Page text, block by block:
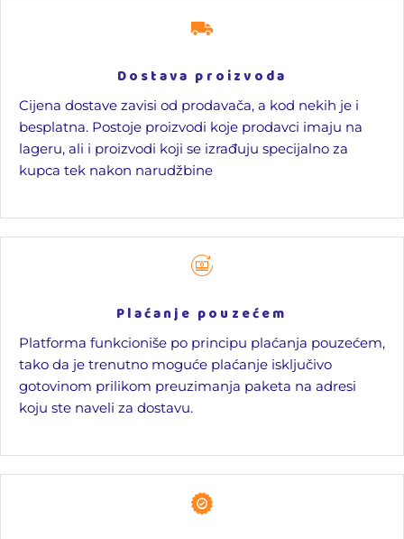
Dostava proizvoda
Cijena dostave zavisi od prodavača, a kod nekih je i
besplatna. Postoje proizvodi koje prodavci imaju na
lageru, ali i proizvodi koji se izrađuju specijalno za
kupca tek nakon narudžbine
Plaćanje pouzećem
Platforma funkcioniše po principu plaćanja pouzećem,
tako da je trenutno moguće plaćanje isključivo
gotovinom prilikom preuzimanja paketa na adresi
koju ste naveli za dostavu.